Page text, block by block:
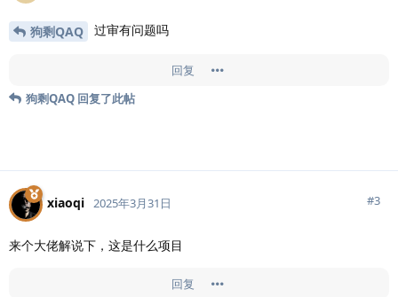
狗剩QAQ 过审有问题吗
回复
狗剩QAQ 回复了此帖
xiaoqi 2025年3月31日 #3
来个大佬解说下，这是什么项目
回复